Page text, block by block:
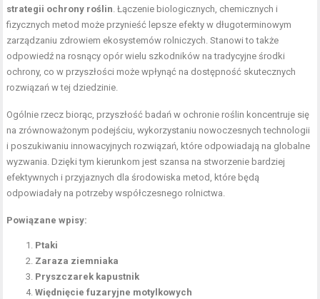
strategii ochrony roślin. Łączenie biologicznych, chemicznych i
fizycznych metod może przynieść lepsze efekty w długoterminowym
zarządzaniu zdrowiem ekosystemów rolniczych. Stanowi to także
odpowiedź na rosnący opór wielu szkodników na tradycyjne środki
ochrony, co w przyszłości może wpłynąć na dostępność skutecznych
rozwiązań w tej dziedzinie.
Ogólnie rzecz biorąc, przyszłość badań w ochronie roślin koncentruje się
na zrównoważonym podejściu, wykorzystaniu nowoczesnych technologii
i poszukiwaniu innowacyjnych rozwiązań, które odpowiadają na globalne
wyzwania. Dzięki tym kierunkom jest szansa na stworzenie bardziej
efektywnych i przyjaznych dla środowiska metod, które będą
odpowiadały na potrzeby współczesnego rolnictwa.
Powiązane wpisy:
Ptaki
Zaraza ziemniaka
Pryszczarek kapustnik
Więdnięcie fuzaryjne motylkowych